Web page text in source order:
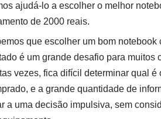
ajudá-lo a escolher o melhor
de 2000 reais.
que escolher um bom notebook
é um grande desafio para muitos
vezes, fica difícil determinar qual é
e a grande quantidade de
a uma decisão impulsiva, sem